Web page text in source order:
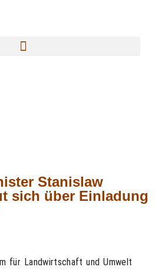
Stanislaw
sich über Einladung
für Landwirtschaft und Umwelt